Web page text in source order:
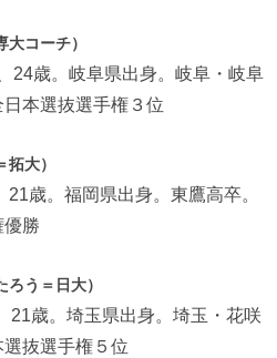
コーチ）
24歳。岐阜県出身。岐阜・岐阜
本選抜選手権３位
大）
歳。福岡県出身。東鷹高卒。
優勝
う＝日大）
歳。埼玉県出身。埼玉・花咲
抜選手権５位